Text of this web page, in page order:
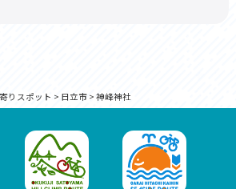
りスポット > 日立市> 神峰神社